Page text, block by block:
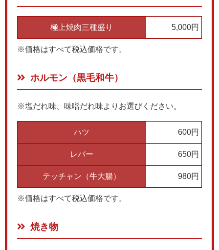
極上焼肉三種盛り 5,000円
※価格はすべて税込価格です。
ホルモン（黒毛和牛）
※塩だれ味、味噌だれ味よりお選びください。
ハツ 600円
レバー 650円
テッチャン（牛大腸） 980円
※価格はすべて税込価格です。
焼き物